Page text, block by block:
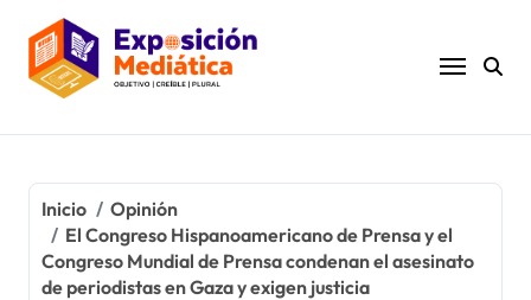
contenido
Inicio
Opinión
El Congreso Hispanoamericano de Prensa y el
Congreso Mundial de Prensa condenan el asesinato
de periodistas en Gaza y exigen justicia